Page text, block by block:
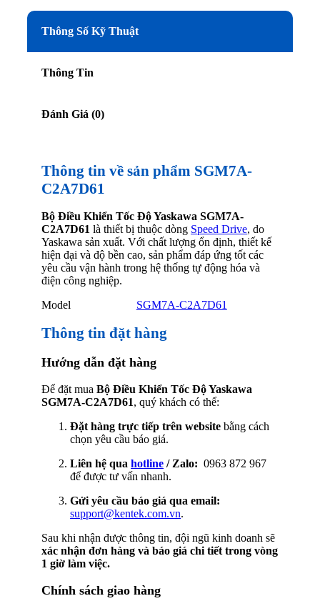
Thông Số Kỹ Thuật
Thông Tin
Đánh Giá (0)
Thông tin về sản phẩm SGM7A-
C2A7D61
Bộ Điều Khiển Tốc Độ Yaskawa SGM7A-
C2A7D61 là thiết bị thuộc dòng Speed Drive, do
Yaskawa sản xuất. Với chất lượng ổn định, thiết kế
hiện đại và độ bền cao, sản phẩm đáp ứng tốt các
yêu cầu vận hành trong hệ thống tự động hóa và
điện công nghiệp.
Model
SGM7A-C2A7D61
Thông tin đặt hàng
Hướng dẫn đặt hàng
Để đặt mua Bộ Điều Khiển Tốc Độ Yaskawa
SGM7A-C2A7D61, quý khách có thể:
Đặt hàng trực tiếp trên website bằng cách
chọn yêu cầu báo giá.
Liên hệ qua hotline / Zalo: 0963 872 967
để được tư vấn nhanh.
Gửi yêu cầu báo giá qua email:
support@kentek.com.vn.
Sau khi nhận được thông tin, đội ngũ kinh doanh sẽ
xác nhận đơn hàng và báo giá chi tiết trong vòng
1 giờ làm việc.
Chính sách giao hàng